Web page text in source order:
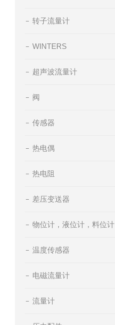
转子流量计
WINTERS
超声波流量计
阀
传感器
热电偶
热电阻
差压变送器
物位计，液位计，料位计
温度传感器
电磁流量计
流量计